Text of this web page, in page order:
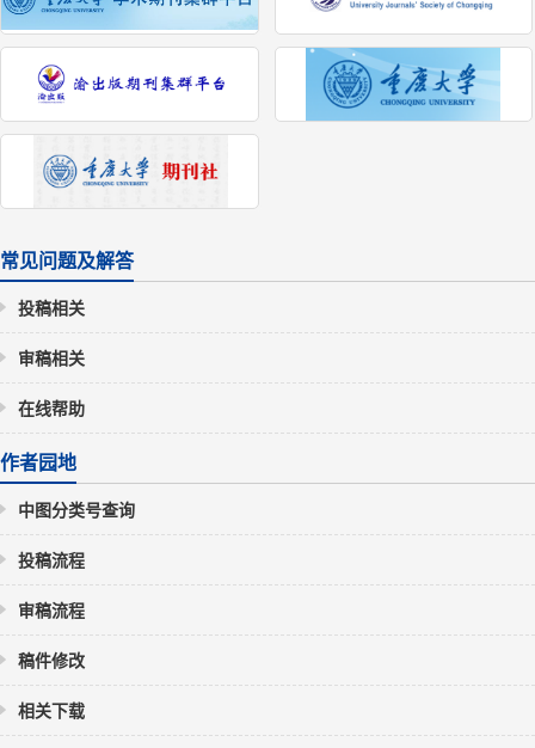
常见问题及解答
投稿相关
审稿相关
在线帮助
作者园地
中图分类号查询
投稿流程
审稿流程
稿件修改
相关下载